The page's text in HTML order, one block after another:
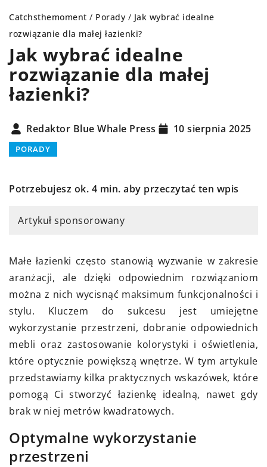
Catchsthemoment / Porady / Jak wybrać idealne
rozwiązanie dla małej łazienki?
Jak wybrać idealne
rozwiązanie dla małej
łazienki?
Redaktor Blue Whale Press 10 sierpnia 2025
PORADY
Potrzebujesz ok. 4 min. aby przeczytać ten wpis
Artykuł sponsorowany
Małe łazienki często stanowią wyzwanie w zakresie
aranżacji, ale dzięki odpowiednim rozwiązaniom
można z nich wycisnąć maksimum funkcjonalności i
stylu. Kluczem do sukcesu jest umiejętne
wykorzystanie przestrzeni, dobranie odpowiednich
mebli oraz zastosowanie kolorystyki i oświetlenia,
które optycznie powiększą wnętrze. W tym artykule
przedstawiamy kilka praktycznych wskazówek, które
pomogą Ci stworzyć łazienkę idealną, nawet gdy
brak w niej metrów kwadratowych.
Optymalne wykorzystanie
przestrzeni